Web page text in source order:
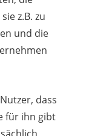
z.B. zu
und die
dass
für ihn gibt